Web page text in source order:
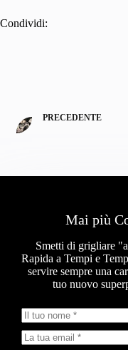
Condividi:
PRECEDENTE
Mai più
Smetti di grigliare
Rapida a Tempi e
servire sempre una
tuo nuovo